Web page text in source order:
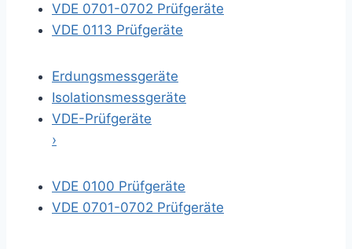
VDE 0701-0702 Prüfgeräte
VDE 0113 Prüfgeräte
Erdungsmessgeräte
Isolationsmessgeräte
VDE-Prüfgeräte
›
VDE 0100 Prüfgeräte
VDE 0701-0702 Prüfgeräte